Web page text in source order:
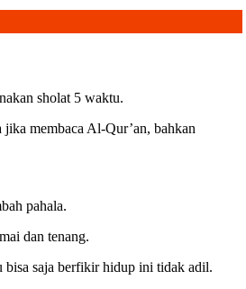
sholat 5 waktu.
membaca Al-Qur’an, bahkan
pahala.
dan tenang.
bisa saja berfikir hidup ini tidak adil.